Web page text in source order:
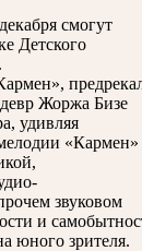
смогут
Детского
Жоржа Бизе
удивляя
«Кармен»
звуковом
и
юного зрителя.